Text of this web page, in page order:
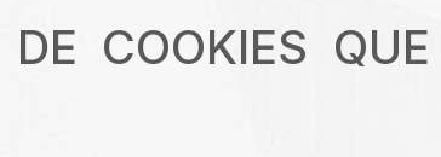
COOKIES QUE